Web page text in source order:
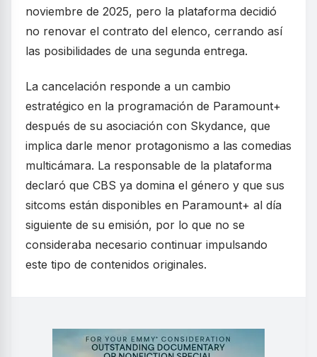
noviembre de 2025, pero la plataforma decidió
no renovar el contrato del elenco, cerrando así
las posibilidades de una segunda entrega.
La cancelación responde a un cambio
estratégico en la programación de Paramount+
después de su asociación con Skydance, que
implica darle menor protagonismo a las comedias
multicámara. La responsable de la plataforma
declaró que CBS ya domina el género y que sus
sitcoms están disponibles en Paramount+ al día
siguiente de su emisión, por lo que no se
consideraba necesario continuar impulsando
este tipo de contenidos originales.